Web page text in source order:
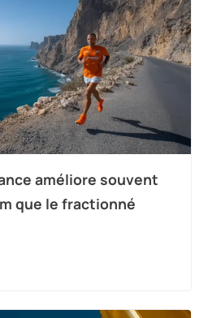
améliore souvent
que le fractionné